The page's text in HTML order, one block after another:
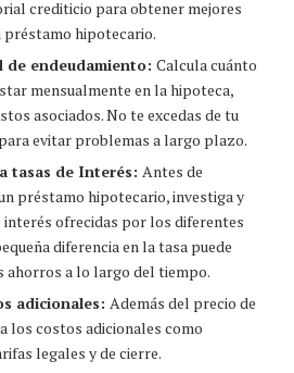
crediticio para obtener mejores
préstamo hipotecario.
de endeudamiento: Calcula cuánto
mensualmente en la hipoteca,
asociados. No te excedas de tu
evitar problemas a largo plazo.
tasas de Interés: Antes de
préstamo hipotecario, investiga y
interés ofrecidas por los diferentes
diferencia en la tasa puede
ahorros a lo largo del tiempo.
adicionales: Además del precio de
los costos adicionales como
legales y de cierre.